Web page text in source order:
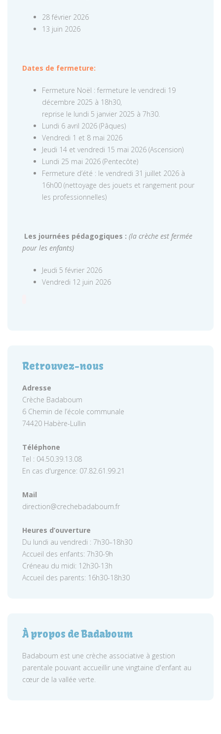
28 février 2026
13 juin 2026
Dates de fermeture:
Fermeture Noël : fermeture le vendredi 19
décembre 2025 à 18h30,
reprise le lundi 5 janvier 2025 à 7h30.
Lundi 6 avril 2026 (Pâques)
Vendredi 1 et 8 mai 2026
Jeudi 14 et vendredi 15 mai 2026 (Ascension)
Lundi 25 mai 2026 (Pentecôte)
Fermeture d’été : le vendredi 31 juillet 2026 à
16h00 (nettoyage des jouets et rangement pour
les professionnelles)
Les journées pédagogiques : (la crèche est fermée
pour les enfants)
Jeudi 5 février 2026
Vendredi 12 juin 2026
Retrouvez-nous
Adresse
Crèche Badaboum
6 Chemin de l’école communale
74420 Habère-Lullin
Téléphone
Tel : 04.50.39.13.08
En cas d'urgence: 07.82.61.99.21
Mail
direction@crechebadaboum.fr
Heures d’ouverture
Du lundi au vendredi : 7h30–18h30
Accueil des enfants: 7h30-9h
Créneau du midi: 12h30-13h
Accueil des parents: 16h30-18h30
À propos de Badaboum
Badaboum est une crèche associative à gestion
parentale pouvant accueillir une vingtaine d'enfant au
cœur de la vallée verte.